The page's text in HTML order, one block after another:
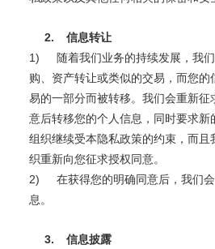
2. 信息转让
1)
随着我们业务的持续发展，我
购、资产转让或类似的交易，而您的
易的一部分而被转移。我们会重新征
意后转移您的个人信息，同时要求新
组织继续受本隐私政策的约束，而且
织重新向您征求授权同意。
2)
在获得您的明确同意后，我们
息。
3.
信息披露